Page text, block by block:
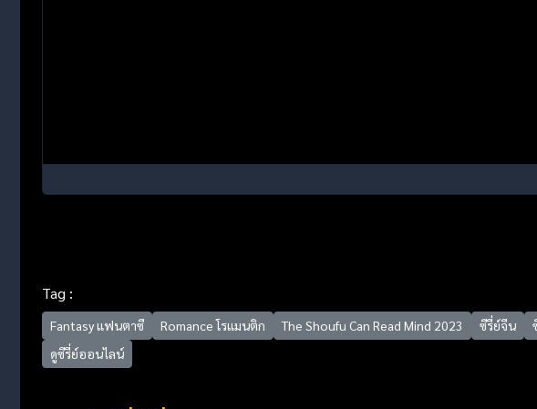
Tag :
Fantasy แฟนตาซี Romance โรแมนติก The Shoufu Can Read Mind 2023 ซีรี่ย์จีน
ดูซีรี่ย์ออนไลน์